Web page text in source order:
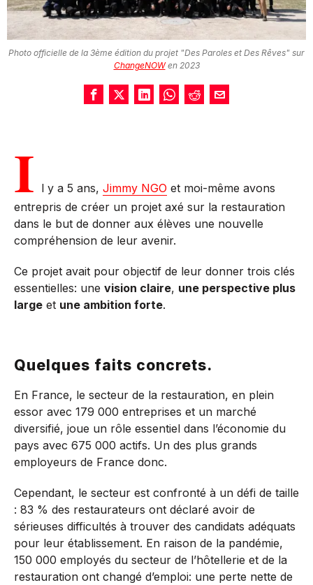
Photo officielle de la 3ème édition du projet "Des Paroles et Des Rêves" sur
ChangeNOWen 2023
I l y a 5 ans, Jimmy NGO et moi-même avons
entrepris de créer un projet axé sur la restauration
dans le but de donner aux élèves une nouvelle
compréhension de leur avenir.
Ce projet avait pour objectif de leur donner trois clés
essentielles: une vision claire, une perspective plus
large et une ambition forte.
Quelques faits concrets.
En France, le secteur de la restauration, en plein
essor avec 179 000 entreprises et un marché
diversifié, joue un rôle essentiel dans l’économie du
pays avec 675 000 actifs. Un des plus grands
employeurs de France donc.
Cependant, le secteur est confronté à un défi de taille
: 83 % des restaurateurs ont déclaré avoir de
sérieuses difficultés à trouver des candidats adéquats
pour leur établissement. En raison de la pandémie,
150 000 employés du secteur de l’hôtellerie et de la
restauration ont changé d’emploi: une perte nette de